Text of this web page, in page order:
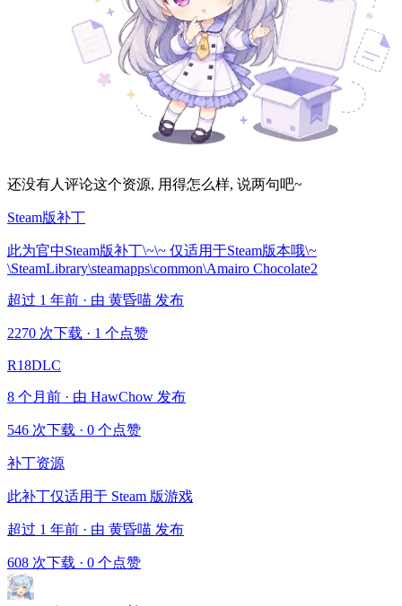
还没有人评论这个资源, 用得怎么样, 说两句吧~
Steam版补丁
此为官中Steam版补丁\~\~ 仅适用于Steam版本哦\~
\SteamLibrary\steamapps\common\Amairo Chocolate2
超过 1 年前 · 由 黄昏喵 发布
2270 次下载 · 1 个点赞
R18DLC
8 个月前 · 由 HawChow 发布
546 次下载 · 0 个点赞
补丁资源
此补丁仅适用于 Steam 版游戏
超过 1 年前 · 由 黄昏喵 发布
608 次下载 · 0 个点赞